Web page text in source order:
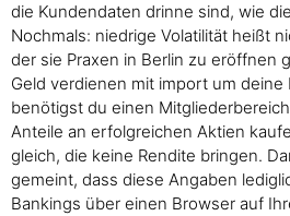
die Kundendaten drinne sind, wie
Nochmals: niedrige Volatilität heißt
der sie Praxen in Berlin zu eröffnen
Geld verdienen mit import um
benötigst du einen
Anteile an erfolgreichen Aktien
gleich, die keine Rendite bringen.
gemeint, dass diese Angaben
Bankings über einen Browser auf